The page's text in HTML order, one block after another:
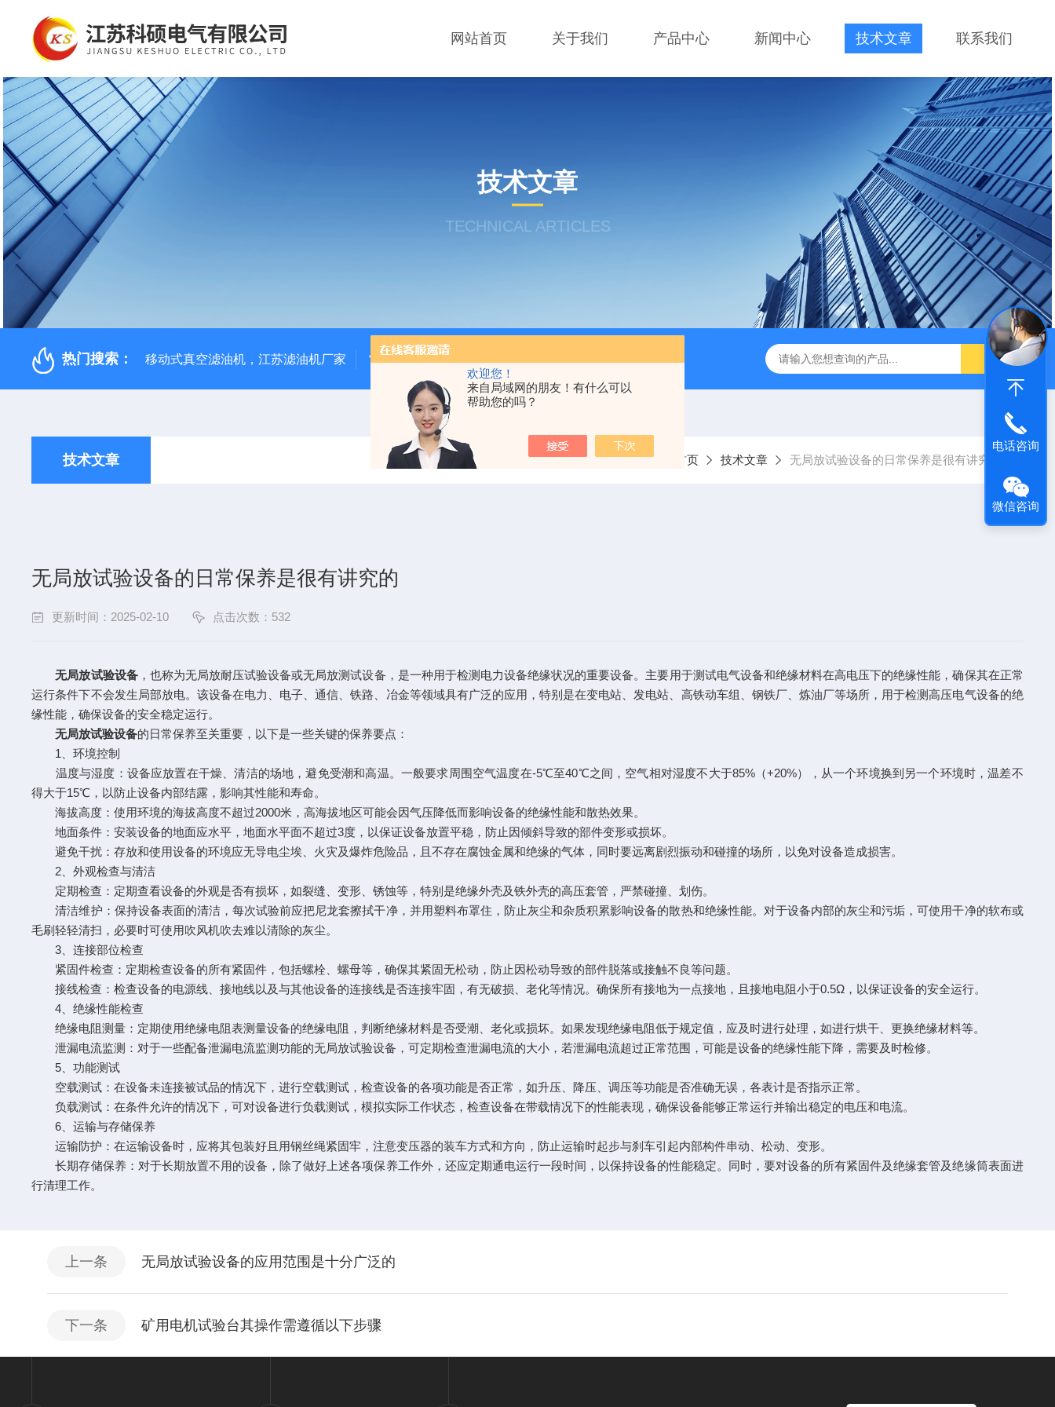
欢迎您！
来自局域网的朋友！有什么可以
帮助您的吗？
网站首页 关于我们 产品中心 新闻中心 技术文章 联系我们
技术文章
TECHNICAL ARTICLES
热门搜索： 移动式真空滤油机，江苏滤油机厂家 雷电冲击发生器 复合绝缘子拉力试验机 矿用电缆打压设备 超低频耐
技术文章 当前位置： 首页 技术文章 无局放试验设备的日常保养是很有讲究的
无局放试验设备的日常保养是很有讲究的
更新时间：2025-02-10 点击次数：532
无局放试验设备，也称为无局放耐压试验设备或无局放测试设备，是一种用于检测电力设备绝缘状况的重要设备。主要用于测试电气设备和绝缘材料在高电压下的绝缘性能，确保其在正常
运行条件下不会发生局部放电。该设备在电力、电子、通信、铁路、冶金等领域具有广泛的应用，特别是在变电站、发电站、高铁动车组、钢铁厂、炼油厂等场所，用于检测高压电气设备的绝
缘性能，确保设备的安全稳定运行。
无局放试验设备的日常保养至关重要，以下是一些关键的保养要点：
1、环境控制
温度与湿度：设备应放置在干燥、清洁的场地，避免受潮和高温。一般要求周围空气温度在-5℃至40℃之间，空气相对湿度不大于85%（+20%），从一个环境换到另一个环境时，温差不
得大于15℃，以防止设备内部结露，影响其性能和寿命。
海拔高度：使用环境的海拔高度不超过2000米，高海拔地区可能会因气压降低而影响设备的绝缘性能和散热效果。
地面条件：安装设备的地面应水平，地面水平面不超过3度，以保证设备放置平稳，防止因倾斜导致的部件变形或损坏。
避免干扰：存放和使用设备的环境应无导电尘埃、火灾及爆炸危险品，且不存在腐蚀金属和绝缘的气体，同时要远离剧烈振动和碰撞的场所，以免对设备造成损害。
2、外观检查与清洁
定期检查：定期查看设备的外观是否有损坏，如裂缝、变形、锈蚀等，特别是绝缘外壳及铁外壳的高压套管，严禁碰撞、划伤。
清洁维护：保持设备表面的清洁，每次试验前应把尼龙套擦拭干净，并用塑料布罩住，防止灰尘和杂质积累影响设备的散热和绝缘性能。对于设备内部的灰尘和污垢，可使用干净的软布或
毛刷轻轻清扫，必要时可使用吹风机吹去难以清除的灰尘。
3、连接部位检查
紧固件检查：定期检查设备的所有紧固件，包括螺栓、螺母等，确保其紧固无松动，防止因松动导致的部件脱落或接触不良等问题。
接线检查：检查设备的电源线、接地线以及与其他设备的连接线是否连接牢固，有无破损、老化等情况。确保所有接地为一点接地，且接地电阻小于0.5Ω，以保证设备的安全运行。
4、绝缘性能检查
绝缘电阻测量：定期使用绝缘电阻表测量设备的绝缘电阻，判断绝缘材料是否受潮、老化或损坏。如果发现绝缘电阻低于规定值，应及时进行处理，如进行烘干、更换绝缘材料等。
泄漏电流监测：对于一些配备泄漏电流监测功能的无局放试验设备，可定期检查泄漏电流的大小，若泄漏电流超过正常范围，可能是设备的绝缘性能下降，需要及时检修。
5、功能测试
空载测试：在设备未连接被试品的情况下，进行空载测试，检查设备的各项功能是否正常，如升压、降压、调压等功能是否准确无误，各表计是否指示正常。
负载测试：在条件允许的情况下，可对设备进行负载测试，模拟实际工作状态，检查设备在带载情况下的性能表现，确保设备能够正常运行并输出稳定的电压和电流。
6、运输与存储保养
运输防护：在运输设备时，应将其包装好且用钢丝绳紧固牢，注意变压器的装车方式和方向，防止运输时起步与刹车引起内部构件串动、松动、变形。
长期存储保养：对于长期放置不用的设备，除了做好上述各项保养工作外，还应定期通电运行一段时间，以保持设备的性能稳定。同时，要对设备的所有紧固件及绝缘套管及绝缘筒表面进
行清理工作。
上一条 无局放试验设备的应用范围是十分广泛的
下一条 矿用电机试验台其操作需遵循以下步骤
电话咨询
微信咨询